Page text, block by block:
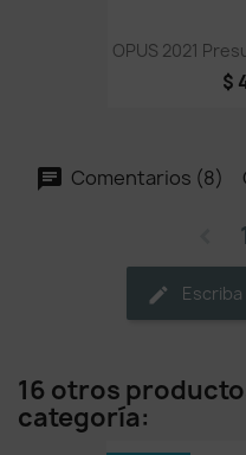
OPUS 2021
$
Comentarios (8)
16 otros
categoría: